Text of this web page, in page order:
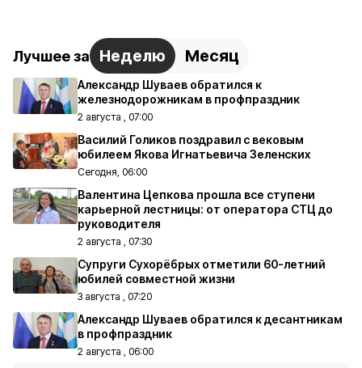
Лучшее за Неделю Месяц
Александр Шуваев обратился к
железнодорожникам в профпраздник
2 августа , 07:00
Василий Голиков поздравил с вековым
юбилеем Якова Игнатьевича Зеленских
Сегодня, 06:00
Валентина Цепкова прошла все ступени
карьерной лестницы: от оператора СТЦ до
руководителя
2 августа , 07:30
Супруги Сухорёбрых отметили 60-летний
юбилей совместной жизни
3 августа , 07:20
Александр Шуваев обратился к десантникам
в профпраздник
2 августа , 06:00